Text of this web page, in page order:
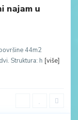
najam u
44m2
Struktura: h [više]